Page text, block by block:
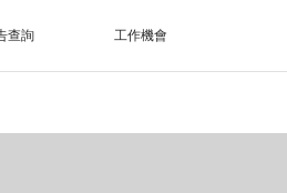
查詢 工作機會